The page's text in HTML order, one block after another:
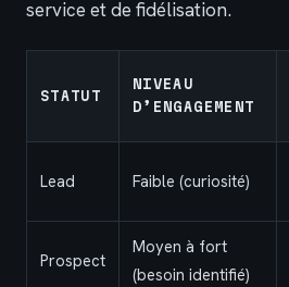
service et de fidélisation.
STATUT
NIVEAU
D’ENGAGEMENT
Lead Faible (curiosité)
Prospect
Moyen à fort
(besoin identifié)